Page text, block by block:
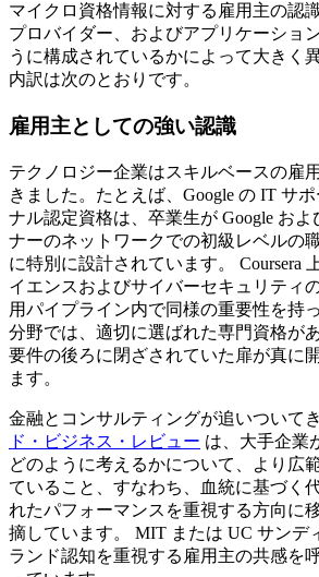
マイクロ資格情報に対する雇用主の認
プロバイダー、およびアプリケーショ
うに構成されているかによって大きく
内訳は次のとおりです。
雇用主としての強い認識
テクノロジー企業はスキルベースの雇
きました。たとえば、Google の IT サ
ナル認定資格は、卒業生が Google およ
ナーのネットワークでの初級レベルの
に特別に設計されています。 Coursera
イエンスおよびサイバーセキュリティ
用パイプライン内で同様の重要性を持
分野では、適切に選ばれた専門資格が
要件の後ろに閉ざされていた扉が真に
ます。
金融とコンサルティングが追いついて
ド・ビジネス・レビュー は、大手企業
どのように考えるかについて、より広
ていること、すなわち、血統に基づく
れたパフォーマンスを重視する方向に
摘しています。 MIT または UC サンデ
ランド認知を重視する雇用主の共感を